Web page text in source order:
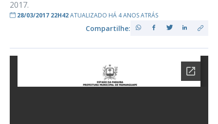
2017.
28/03/2017 22H42ATUALIZADO HÁ 4 ANOS ATRÁS
Compartilhe: